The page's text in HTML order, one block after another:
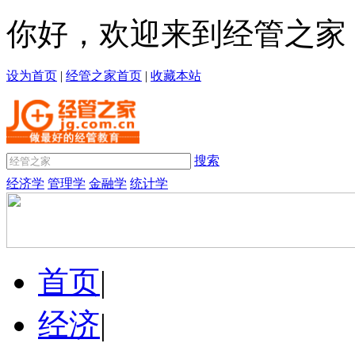
你好，欢迎来到经管之家
设为首页 | 经管之家首页 | 收藏本站
搜索
经济学 管理学 金融学 统计学
首页|
经济|